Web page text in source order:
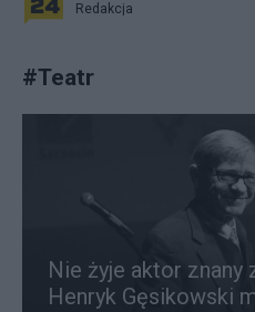
Redakcja
#Teatr
Nie żyje aktor znany
Henryk Gęsikowski